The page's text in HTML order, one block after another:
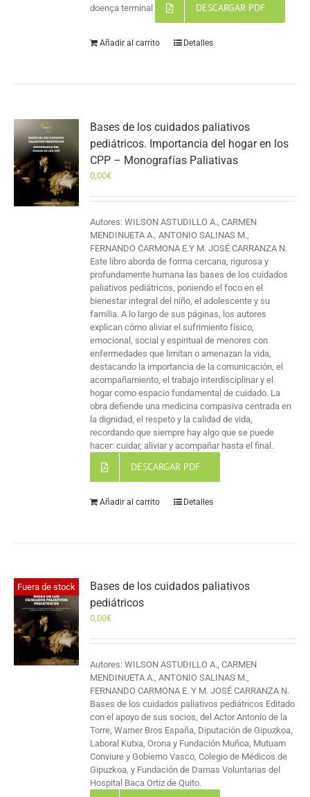
doença terminal DESCARGAR PDF
Añadir al carrito Detalles
Bases de los cuidados paliativos
pediátricos. Importancia del hogar en los
CPP – Monografías Paliativas
0,00€
Autores: WILSON ASTUDILLO A., CARMEN
MENDINUETA A., ANTONIO SALINAS M.,
FERNANDO CARMONA E.Y M. JOSÉ CARRANZA N.
Este libro aborda de forma cercana, rigurosa y
profundamente humana las bases de los cuidados
paliativos pediátricos, poniendo el foco en el
bienestar integral del niño, el adolescente y su
familia. A lo largo de sus páginas, los autores
explican cómo aliviar el sufrimiento físico,
emocional, social y espiritual de menores con
enfermedades que limitan o amenazan la vida,
destacando la importancia de la comunicación, el
acompañamiento, el trabajo interdisciplinar y el
hogar como espacio fundamental de cuidado. La
obra defiende una medicina compasiva centrada en
la dignidad, el respeto y la calidad de vida,
recordando que siempre hay algo que se puede
hacer: cuidar, aliviar y acompañar hasta el final.
DESCARGAR PDF
Añadir al carrito Detalles
Fuera de stock
Bases de los cuidados paliativos
pediátricos
0,00€
Autores: WILSON ASTUDILLO A., CARMEN
MENDINUETA A., ANTONIO SALINAS M.,
FERNANDO CARMONA E. Y M. JOSÉ CARRANZA N.
Bases de los cuidados paliativos pediátricos Editado
con el apoyo de sus socios, del Actor Antonio de la
Torre, Warner Bros España, Diputación de Gipuzkoa,
Laboral Kutxa, Orona y Fundación Muñoa, Mutuam
Conviure y Gobierno Vasco, Colegio de Médicos de
Gipuzkoa, y Fundación de Damas Voluntarias del
Hospital Baca Ortiz de Quito.